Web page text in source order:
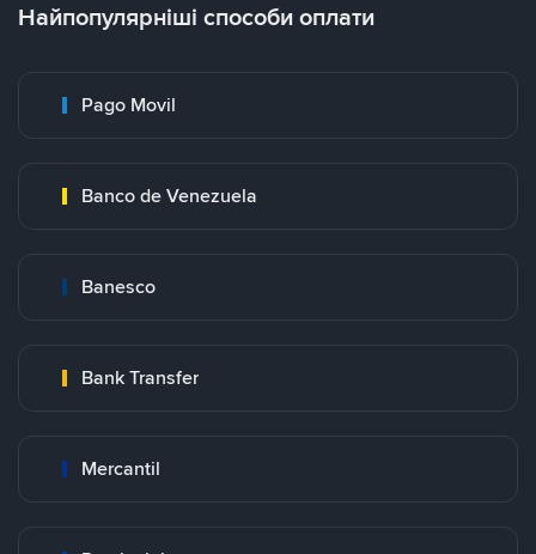
Найпопулярніші способи оплати
Pago Movil
Banco de Venezuela
Banesco
Bank Transfer
Mercantil